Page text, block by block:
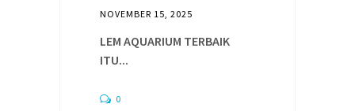
NOVEMBER 15, 2025
LEM AQUARIUM TERBAIK
ITU...
0